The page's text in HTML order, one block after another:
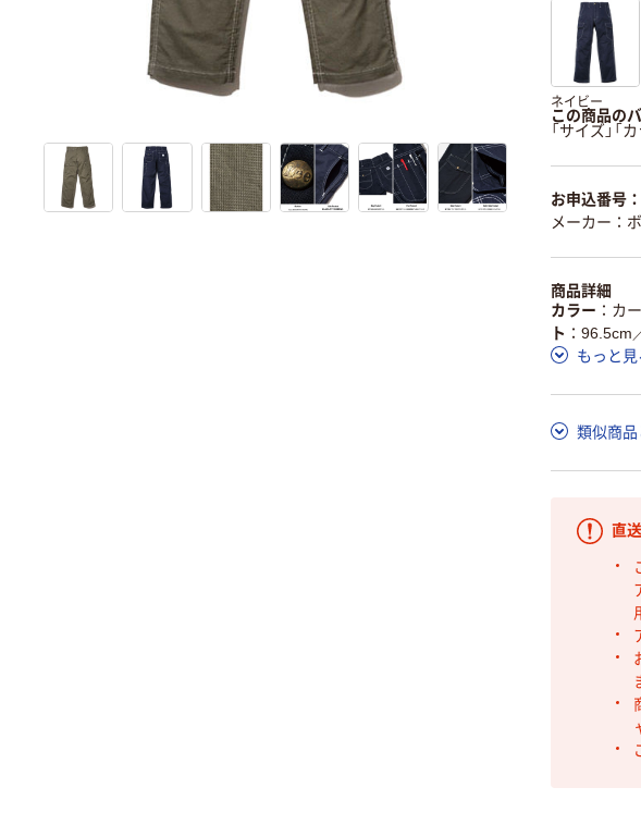
ネイビー
この商品の
「サイズ」「
お申込番号
メーカー：
商品詳細
カラー
カ
ト
96.5cm
もっと見
類似商品
直